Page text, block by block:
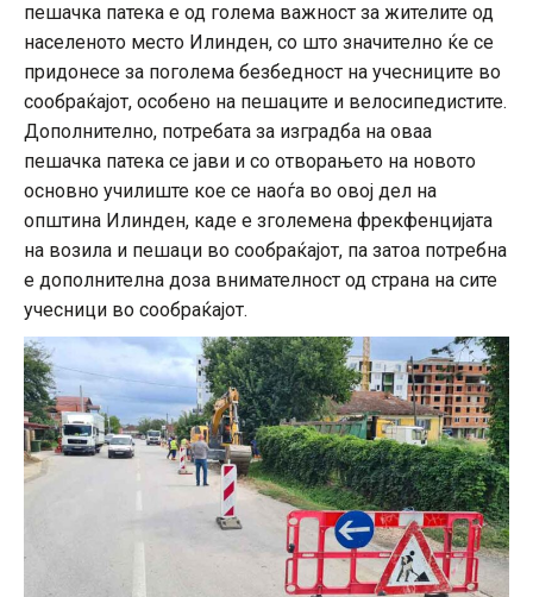
пешачка патека е од голема важност за жителите од
населеното место Илинден, со што значително ќе се
придонесе за поголема безбедност на учесниците во
сообраќајот, особено на пешаците и велосипедистите.
Дополнително, потребата за изградба на оваа
пешачка патека се јави и со отворањето на новото
основно училиште кое се наоѓа во овој дел на
општина Илинден, каде е зголемена фрекфенцијата
на возила и пешаци во сообраќајот, па затоа потребна
е дополнителна доза внимателност од страна на сите
учесници во сообраќајот.